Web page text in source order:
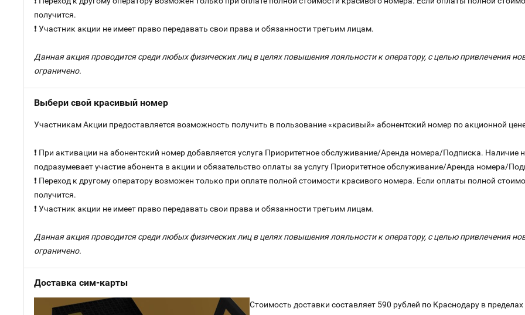
получится.
❗ Участник акции не имеет право передавать свои права и обязанности третьим лицам.
Данная акция проводится среди любых физических лиц в целях повышения лояльности к оператору, с целью привлечения
ограничено.
Выбери свой красивый номер
Участникам Акции предоставляется возможность получить в пользование «красивый» абонентский номер по акционной
❗ При активации на абонентский номер добавляется услуга Приоритетное обслуживание/Аренда номера/Подписка.
подразумевает участие абонента в акции и обязательство оплаты за услугу Приоритетное обслуживание/Аренда номера/
❗ Переход к другому оператору возможен только при оплате полной стоимости красивого номера. Если оплаты полной
получится.
❗ Участник акции не имеет право передавать свои права и обязанности третьим лицам.
Данная акция проводится среди любых физических лиц в целях повышения лояльности к оператору, с целью привлечения
ограничено.
Доставка сим-карты
Стоимость доставки составляет 590 рублей по Краснодару в